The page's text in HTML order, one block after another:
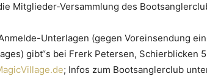
Mitglieder-Versammlung des
Unterlagen (gegen Voreinsendung
gibt“s bei Frerk Petersen, Schierblicken
; Infos zum Bootsanglerclub